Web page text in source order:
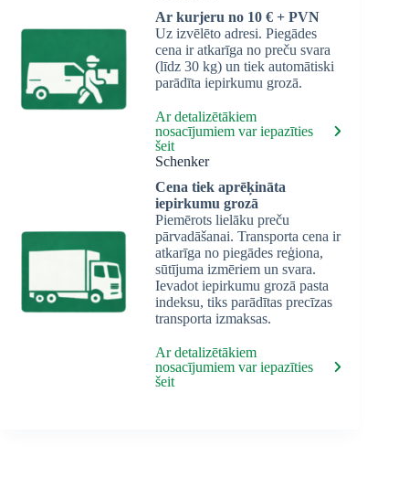
Ar kurjeru no 10 € + PVN
Uz izvēlēto adresi. Piegādes
cena ir atkarīga no preču svara
(līdz 30 kg) un tiek automātiski
parādīta iepirkumu grozā.
Ar detalizētākiem
nosacījumiem var iepazīties
šeit
Schenker
Cena tiek aprēķināta
iepirkumu grozā
Piemērots lielāku preču
pārvadāšanai. Transporta cena ir
atkarīga no piegādes reģiona,
sūtījuma izmēriem un svara.
Ievadot iepirkumu grozā pasta
indeksu, tiks parādītas precīzas
transporta izmaksas.
Ar detalizētākiem
nosacījumiem var iepazīties
šeit